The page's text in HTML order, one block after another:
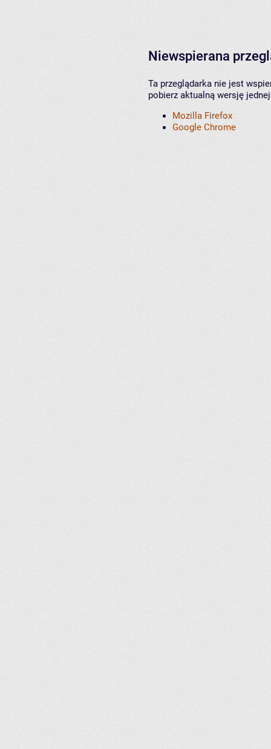
Niewspierana
Ta przeglądarka nie jest
pobierz aktualną wersję
Mozilla Firefox
Google Chrome